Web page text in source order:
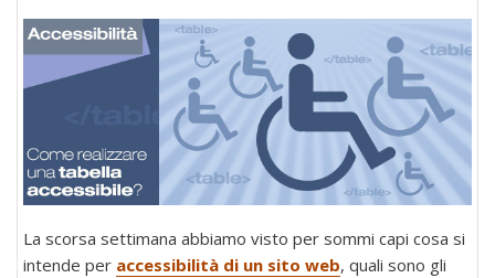
La scorsa settimana abbiamo visto per sommi capi cosa si
intende per accessibilità di un sito web, quali sono gli